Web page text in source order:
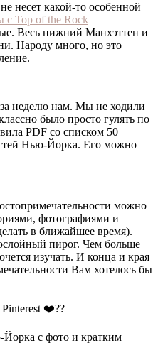
несет какой-то особенной
с Top of the Rock
Весь нижний Манхэттен и
Народу много, но это
за неделю нам. Мы не ходили
было просто гулять по
PDF со списком 50
Нью-Йорка. Его можно
можно
фотографиями и
в ближайшее время).
пирог. Чем больше
изучать. И конца и края
Вам хотелось бы
❤️??